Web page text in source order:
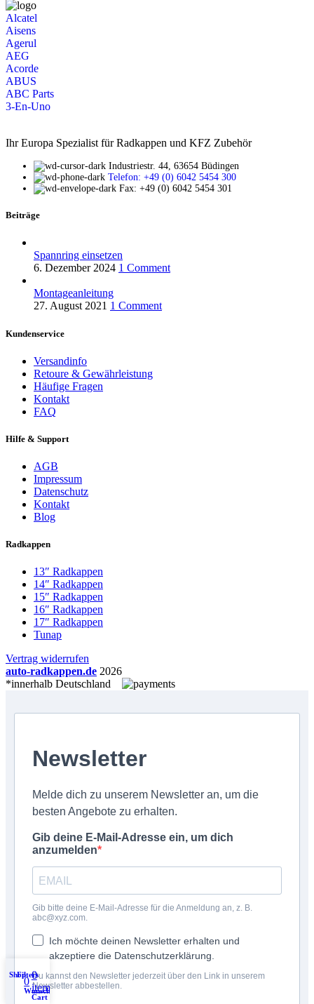
Alcatel
Aisens
Agerul
AEG
Acorde
ABUS
ABC Parts
3-En-Uno
Ihr Europa Spezialist für Radkappen und KFZ Zubehör
Industriestr. 44, 63654 Büdingen
Telefon: +49 (0) 6042 5454 300
Fax: +49 (0) 6042 5454 301
Beiträge
Spannring einsetzen
6. Dezember 2024 1 Comment
Montageanleitung
27. August 2021 1 Comment
Kundenservice
Versandinfo
Retoure & Gewährleistung
Häufige Fragen
Kontakt
FAQ
Hilfe & Support
AGB
Impressum
Datenschutz
Kontakt
Blog
Radkappen
13″ Radkappen
14″ Radkappen
15″ Radkappen
16″ Radkappen
17″ Radkappen
Tunap
Vertrag widerrufen
auto-radkappen.de 2026
*innerhalb Deutschland
Newsletter
Melde dich zu unserem Newsletter an, um die
besten Angebote zu erhalten.
Gib deine E-Mail-Adresse ein, um dich
anzumelden
Gib bitte deine E-Mail-Adresse für die Anmeldung an, z. B.
abc@xyz.com.
Ich möchte deinen Newsletter erhalten und
akzeptiere die Datenschutzerklärung.
Du kannst den Newsletter jederzeit über den Link in unserem
Newsletter abbestellen.
ShopFilters
0
Wunschliste
0
items
Cart
My account